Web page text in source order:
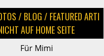
/ BLOG / FEATURED ARTI
AUF HOME SEITE
Für Mimi